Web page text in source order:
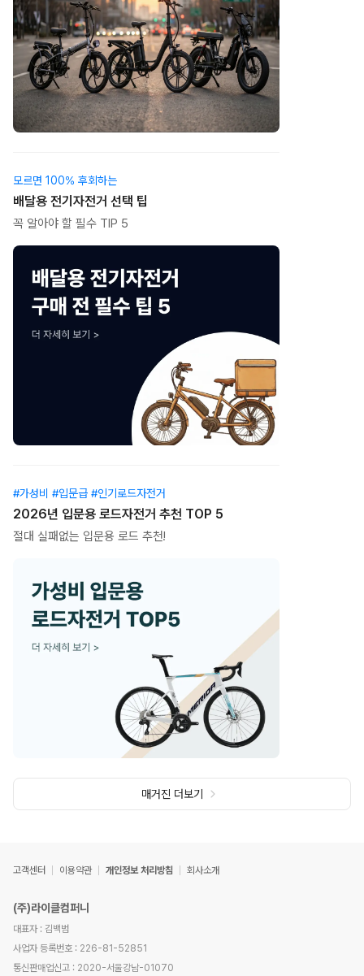
모르면 100% 후회하는
배달용 전기자전거 선택 팁
꼭 알아야 할 필수 TIP 5
#가성비 #입문급 #인기로드자전거
2026년 입문용 로드자전거 추천 TOP 5
절대 실패없는 입문용 로드 추천!
매거진 더보기
고객센터 이용약관 개인정보 처리방침 회사소개
(주)라이클컴퍼니
대표자 : 김백범
사업자 등록번호 : 226-81-52851
통신판매업신고 : 2020-서울강남-01070